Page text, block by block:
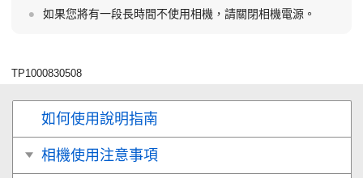
如果您將有一段長時間不使用相機，請關閉相機電源。
TP1000830508
如何使用說明指南
相機使用注意事項